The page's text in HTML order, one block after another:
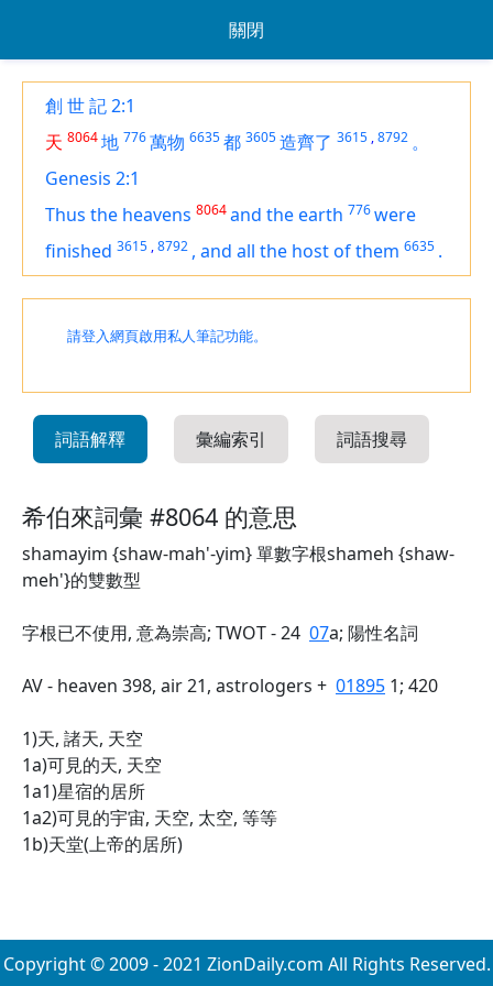
關閉
創 世 記 2:1
天 8064地 776萬物 6635都 3605造齊了 3615 ,8792 。
Genesis 2:1
Thus the heavens 8064and the earth 776were
finished 3615 ,8792 , and all the host of them 6635 .
請登入網頁啟用私人筆記功能。
詞語解釋 彙編索引 詞語搜尋
希伯來詞彙 #8064 的意思
shamayim {shaw-mah'-yim} 單數字根shameh {shaw-
meh'}的雙數型
字根已不使用, 意為崇高; TWOT - 24 07a; 陽性名詞
AV - heaven 398, air 21, astrologers + 01895 1; 420
1)天, 諸天, 天空
1a)可見的天, 天空
1a1)星宿的居所
1a2)可見的宇宙, 天空, 太空, 等等
1b)天堂(上帝的居所)
Copyright © 2009 - 2021 ZionDaily.com All Rights Reserved.